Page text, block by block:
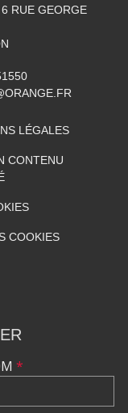
RUE GEORGE
LÉGALES
CONTENU
COOKIES
*